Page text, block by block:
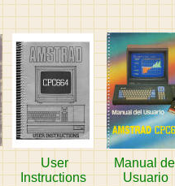
User
Instructions
Manual
Usuario